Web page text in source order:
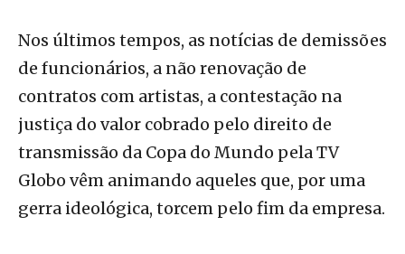
Nos últimos tempos, as notícias de demissões
de funcionários, a não renovação de
contratos com artistas, a contestação na
justiça do valor cobrado pelo direito de
transmissão da Copa do Mundo pela TV
Globo vêm animando aqueles que, por uma
gerra ideológica, torcem pelo fim da empresa.